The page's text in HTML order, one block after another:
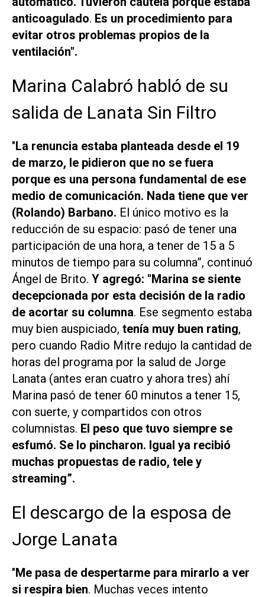
anticoagulado. Es un procedimiento para
evitar otros problemas propios de la
ventilación".
Marina Calabró habló de su
salida de Lanata Sin Filtro
"La renuncia estaba planteada desde el 19
de marzo, le pidieron que no se fuera
porque es una persona fundamental de ese
medio de comunicación. Nada tiene que ver
(Rolando) Barbano. El único motivo es la
reducción de su espacio: pasó de tener una
participación de una hora, a tener de 15 a 5
minutos de tiempo para su columna”, continuó
Ángel de Brito. Y agregó: "Marina se siente
decepcionada por esta decisión de la radio
de acortar su columna. Ese segmento estaba
muy bien auspiciado, tenía muy buen rating,
pero cuando Radio Mitre redujo la cantidad de
horas del programa por la salud de Jorge
Lanata (antes eran cuatro y ahora tres) ahí
Marina pasó de tener 60 minutos a tener 15,
con suerte, y compartidos con otros
columnistas. El peso que tuvo siempre se
esfumó. Se lo pincharon. Igual ya recibió
muchas propuestas de radio, tele y
streaming”.
El descargo de la esposa de
Jorge Lanata
"Me pasa de despertarme para mirarlo a ver
si respira bien. Muchas veces intento